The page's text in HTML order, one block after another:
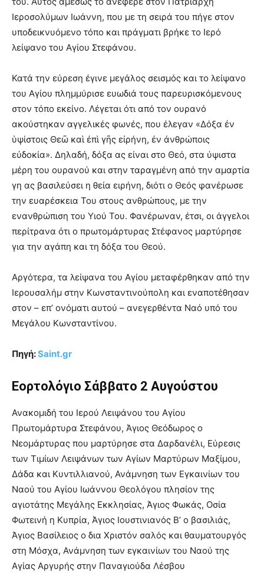
Ιεροσολύμων Ιωάννη, που με τη σειρά του πήγε στον
υποδεικνυόμενο τόπο και πράγματι βρήκε το Ιερό
λείψανο του Αγίου Στεφάνου.
Κατά την εύρεση έγινε μεγάλος σεισμός και το λείψανο
του Αγίου πλημμύρισε ευωδιά τους παρευρισκόμενους
στον τόπο εκείνο. Λέγεται ότι από τον ουρανό
ακούστηκαν αγγελικές φωνές, που έλεγαν «Δόξα ἐν
ὑψίστοις Θεῶ καὶ ἐπὶ γῆς εἰρήνη, ἐν ἀνθρώποις
εὐδοκία». Δηλαδή, δόξα ας είναι στο Θεό, στα ύψιστα
μέρη του ουρανού και στην ταραγμένη από την αμαρτία
γη ας βασιλεύσει η θεία ειρήνη, διότι ο Θεός φανέρωσε
την ευαρέσκεια Του στους ανθρώπους, με την
ενανθρώπιση του Υιού Του. Φανέρωναν, έτσι, οι άγγελοι
περίτρανα ότι ο πρωτομάρτυρας Στέφανος μαρτύρησε
για την αγάπη και τη δόξα του Θεού.
Αργότερα, τα λείψανα του Αγίου μεταφέρθηκαν από την
Ιερουσαλήμ στην Κωνσταντινούπολη και εναποτέθησαν
στον – επ’ ονόματι αυτού – ανεγερθέντα Ναό υπό του
Μεγάλου Κωνσταντίνου.
Πηγή:Saint.gr
Εορτολόγιο Σάββατο 2 Αυγούστου
Ανακομιδή του Ιερού Λειψάνου του Αγίου
Πρωτομάρτυρα Στεφάνου, Άγιος Θεόδωρος ο
Νεομάρτυρας που μαρτύρησε στα Δαρδανέλι, Εύρεσις
των Τιμίων Λειψάνων των Αγίων Μαρτύρων Μαξίμου,
Δάδα και Κυντιλλιανού, Ανάμνηση των Εγκαινίων του
Ναού του Αγίου Ιωάννου Θεολόγου πλησίον της
αγιοτάτης Μεγάλης Εκκλησίας, Άγιος Φωκάς, Οσία
Φωτεινή η Κυπρία, Άγιος Ιουστινιανός Β’ ο βασιλιάς,
Άγιος Βασίλειος ο δια Χριστόν σαλός και θαυματουργός
στη Μόσχα, Ανάμνηση των εγκαινίων του Ναού της
Αγίας Αργυρής στην Παναγιούδα Λέσβου